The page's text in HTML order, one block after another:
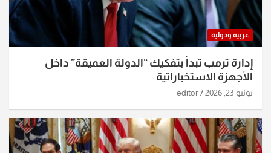
عربية ودولية
إدارة ترمب تبدأ بتفكيك “الدولة العميقة” داخل
الأجهزة الاستخباراتية
يونيو 23, 2026 editor